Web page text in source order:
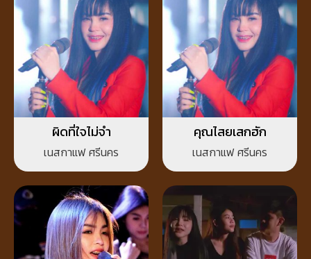
ผิดที่ใจไม่จำ
เนสกาแฟ ศรีนคร
คุณไสยเสกฮัก
เนสกาแฟ ศรีนคร